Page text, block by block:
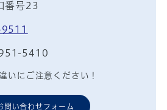
番号23
5410
いにご注意ください！
問い合わせフォーム